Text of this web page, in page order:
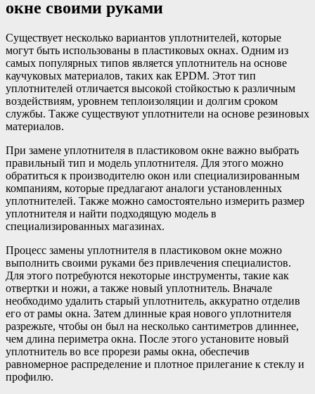
окне своими руками
Существует несколько вариантов уплотнителей, которые
могут быть использованы в пластиковых окнах. Одним из
самых популярных типов является уплотнитель на основе
каучуковых материалов, таких как EPDM. Этот тип
уплотнителей отличается высокой стойкостью к различным
воздействиям, уровнем теплоизоляции и долгим сроком
службы. Также существуют уплотнители на основе резиновых
материалов.
При замене уплотнителя в пластиковом окне важно выбрать
правильный тип и модель уплотнителя. Для этого можно
обратиться к производителю окон или специализированным
компаниям, которые предлагают аналоги установленных
уплотнителей. Также можно самостоятельно измерить размер
уплотнителя и найти подходящую модель в
специализированных магазинах.
Процесс замены уплотнителя в пластиковом окне можно
выполнить своими руками без привлечения специалистов.
Для этого потребуются некоторые инструменты, такие как
отвертки и ножи, а также новый уплотнитель. Вначале
необходимо удалить старый уплотнитель, аккуратно отделив
его от рамы окна. Затем длинные края нового уплотнителя
разрежьте, чтобы он был на несколько сантиметров длиннее,
чем длина периметра окна. После этого установите новый
уплотнитель во все прорези рамы окна, обеспечив
равномерное распределение и плотное прилегание к стеклу и
профилю.